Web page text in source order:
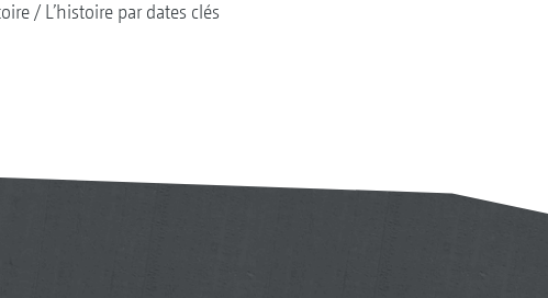
L’histoire par dates clés